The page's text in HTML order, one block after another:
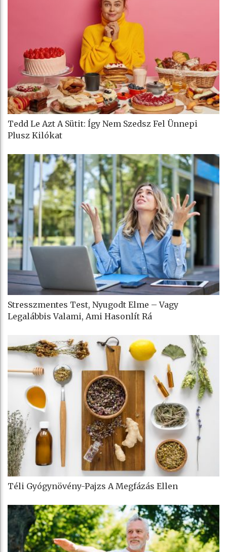
Tedd Le Azt A Sütit: Így Nem Szedsz Fel Ünnepi
Plusz Kilókat
Stresszmentes Test, Nyugodt Elme – Vagy
Legalábbis Valami, Ami Hasonlít Rá
Téli Gyógynövény-Pajzs A Megfázás Ellen